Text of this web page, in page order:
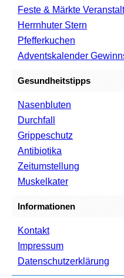
Feste & Märkte
Herrnhuter Stern
Pfefferkuchen
Adventskalender
Gesundheitstipps
Nasenbluten
Durchfall
Grippeschutz
Antibiotika
Zeitumstellung
Muskelkater
Informationen
Kontakt
Impressum
Datenschutzerklärung